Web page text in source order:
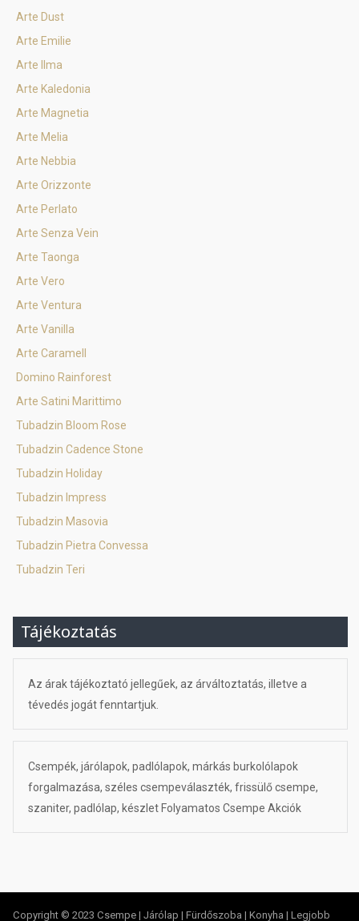
Arte Dust
Arte Emilie
Arte Ilma
Arte Kaledonia
Arte Magnetia
Arte Melia
Arte Nebbia
Arte Orizzonte
Arte Perlato
Arte Senza Vein
Arte Taonga
Arte Vero
Arte Ventura
Arte Vanilla
Arte Caramell
Domino Rainforest
Arte Satini Marittimo
Tubadzin Bloom Rose
Tubadzin Cadence Stone
Tubadzin Holiday
Tubadzin Impress
Tubadzin Masovia
Tubadzin Pietra Convessa
Tubadzin Teri
Tájékoztatás
Az árak tájékoztató jellegűek, az árváltoztatás, illetve a
tévedés jogát fenntartjuk.
Csempék, járólapok, padlólapok, márkás burkolólapok
forgalmazása, széles csempeválaszték, frissülő csempe,
szaniter, padlólap, készlet Folyamatos Csempe Akciók
Copyright © 2023 Csempe | Járólap | Fürdőszoba | Konyha | Legjobb